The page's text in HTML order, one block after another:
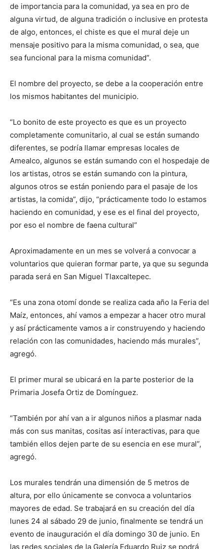
de importancia para la comunidad, ya sea en pro de
alguna virtud, de alguna tradición o inclusive en protesta
de algo, entonces, el chiste es que el mural deje un
mensaje positivo para la misma comunidad, o sea, que
sea funcional para la misma comunidad”.
El nombre del proyecto, se debe a la cooperación entre
los mismos habitantes del municipio.
“Lo bonito de este proyecto es que es un proyecto
completamente comunitario, al cual se están sumando
diferentes, se podría llamar empresas locales de
Amealco, algunos se están sumando con el hospedaje de
los artistas, otros se están sumando con la pintura,
algunos otros se están poniendo para el pasaje de los
artistas, la comida”, dijo, “prácticamente todo lo estamos
haciendo en comunidad, y ese es el final del proyecto,
por eso el nombre de faena cultural”
Aproximadamente en un mes se volverá a convocar a
voluntarios que quieran formar parte, ya que su segunda
parada será en San Miguel Tlaxcaltepec.
“Es una zona otomí donde se realiza cada año la Feria del
Maíz, entonces, ahí vamos a empezar a hacer otro mural
y así prácticamente vamos a ir construyendo y haciendo
relación con las comunidades, haciendo más murales”,
agregó.
El primer mural se ubicará en la parte posterior de la
Primaria Josefa Ortiz de Domínguez.
“También por ahí van a ir algunos niños a plasmar nada
más con sus manitas, cositas así interactivas, para que
también ellos dejen parte de su esencia en ese mural”,
agregó.
Los murales tendrán una dimensión de 5 metros de
altura, por ello únicamente se convoca a voluntarios
mayores de edad. Se trabajará en su creación del día
lunes 24 al sábado 29 de junio, finalmente se tendrá un
evento de inauguración el día domingo 30 de junio. En
las redes sociales de la Galería Eduardo Ruiz se podrá